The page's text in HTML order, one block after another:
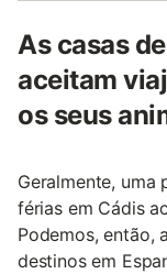
As casas
aceitam
os seus
Geralmente, uma
férias em Cádis
Podemos, então,
destinos em